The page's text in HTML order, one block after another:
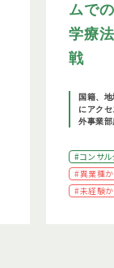
ムで
学療
戦
国籍、
にアク
外事業
#コンサル
#異業種
#未経験